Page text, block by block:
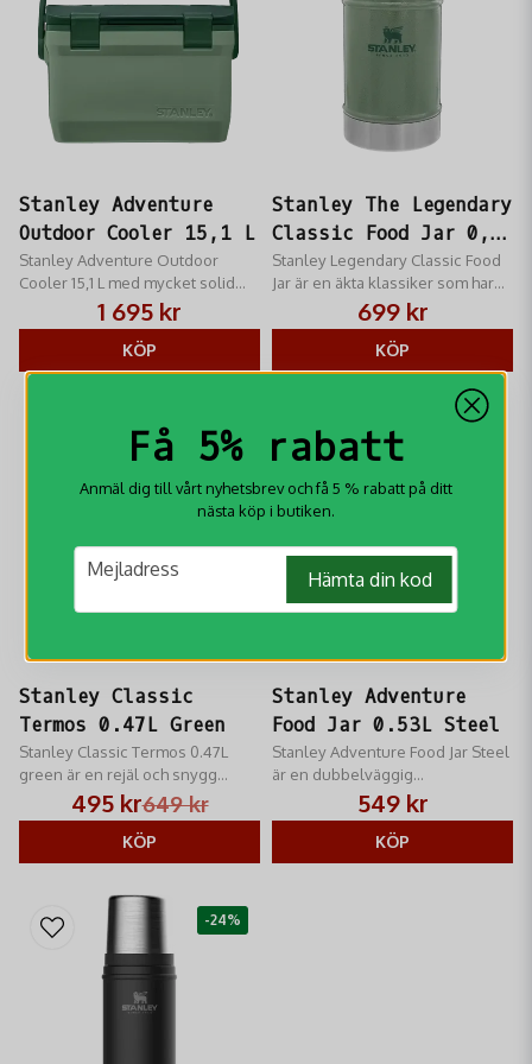
Stanley Adventure
Outdoor Cooler 15,1 L
Stanley Adventure Outdoor
Cooler 15,1 L med mycket solid
konstruktion.1 695 kr
KÖP
Stanley The Legendary
Classic Food Jar 0,7
L
Stanley Legendary Classic Food
Jar är en äkta klassiker som har
bevisat sitt värde i generationer.
699 kr
KÖP
Stanley Classic
Termos 0.47L Green
Stanley Classic Termos 0.47L
green är en rejäl och snygg
termos tillverkad i rostfritt stål
med utmärkta
varmhållningsegenskaper.
649 kr
495 kr
KÖP
-24%
Stanley Adventure
Food Jar 0.53L Steel
Stanley Adventure Food Jar Steel
är en dubbelväggig
läckagesäker mattermos i rostfritt
stål med livstids garanti.
549 kr
KÖP
-24%
Få 5% rabatt
Anmäl dig till vårt nyhetsbrev och få 5 % rabatt på ditt
nästa köp i butiken.
email
Mejladress Hämta din kod